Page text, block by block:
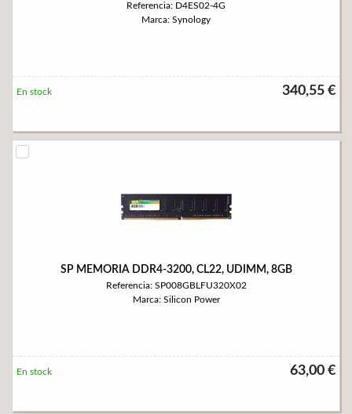
Referencia: D4ES02-4G
Marca: Synology
340,55 €
En stock
SP MEMORIA DDR4-3200, CL22, UDIMM, 8GB
Referencia: SP008GBLFU320X02
Marca: Silicon Power
63,00 €
En stock